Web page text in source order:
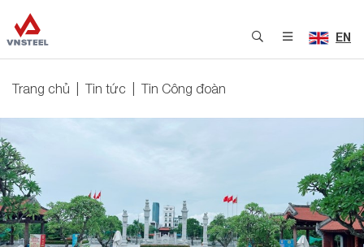
EN
Trang chủ Tin tức Tin Công đoàn